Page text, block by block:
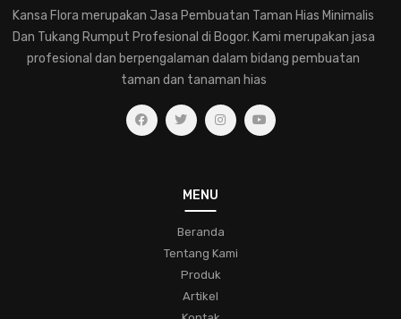
memilih-tanaman-hias-untuk-rumah
pemahaman-dalam-merawat-tanaman-hias
jasa-pembuatan-taman-hias eksplorasihijau
kecantikanalami ruanghijau
desain-taman
tipstamanhias
pohon-miniatur
trikbertanam
Kansa Flora merupakan Jasa Pembuatan Taman Hias Minimalis
Dan Tukang Rumput Profesional di Bogor. Kami merupakan jasa
profesional dan berpengalaman dalam bidang pembuatan
taman dan tanaman hias
MENU
Beranda
Tentang Kami
Produk
Artikel